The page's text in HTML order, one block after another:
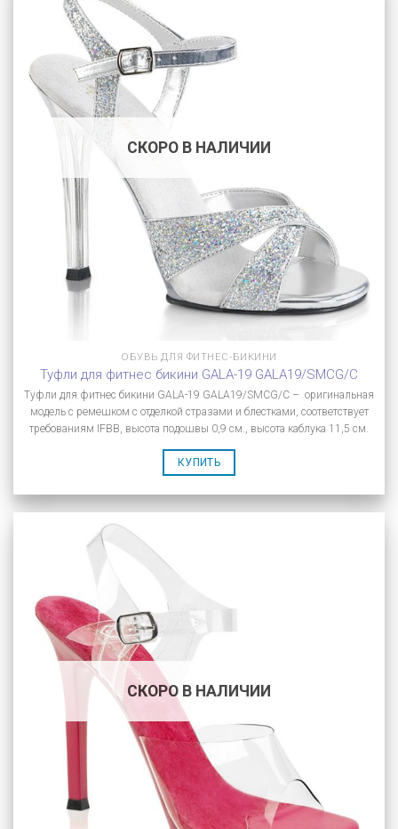
СКОРО В НАЛИЧИИ
ОБУВЬ ДЛЯ ФИТНЕС-БИКИНИ
Туфли для фитнес бикини GALA-19 GALA19/SMCG/C
Туфли для фитнес бикини GALA-19 GALA19/SMCG/C – оригинальная
модель с ремешком с отделкой стразами и блестками, соответствует
требованиям IFBB, высота подошвы 0,9 см., высота каблука 11,5 см.
КУПИТЬ
СКОРО В НАЛИЧИИ